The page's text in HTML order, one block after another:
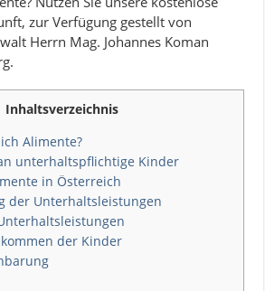
zur Verfügung gestellt von
Herrn Mag. Johannes Koman
Inhaltsverzeichnis
Alimente?
unterhaltspflichtige Kinder
in Österreich
der Unterhaltsleistungen
der Kinder